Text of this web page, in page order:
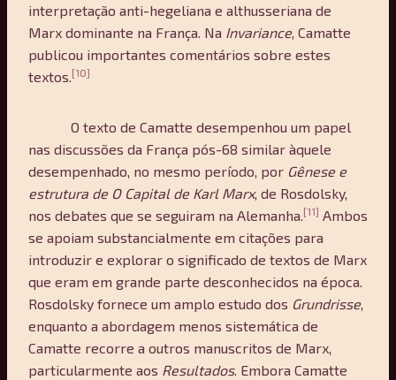
interpretação anti-hegeliana e althusseriana de
Marx dominante na França. Na Invariance, Camatte
publicou importantes comentários sobre estes
textos. [10]
O texto de Camatte desempenhou um papel
nas discussões da França pós-68 similar àquele
desempenhado, no mesmo período, por Gênese e
estrutura de O Capital de Karl Marx, de Rosdolsky,
nos debates que se seguiram na Alemanha. [11] Ambos
se apoiam substancialmente em citações para
introduzir e explorar o significado de textos de Marx
que eram em grande parte desconhecidos na época.
Rosdolsky fornece um amplo estudo dos Grundrisse,
enquanto a abordagem menos sistemática de
Camatte recorre a outros manuscritos de Marx,
particularmente aos Resultados. Embora Camatte